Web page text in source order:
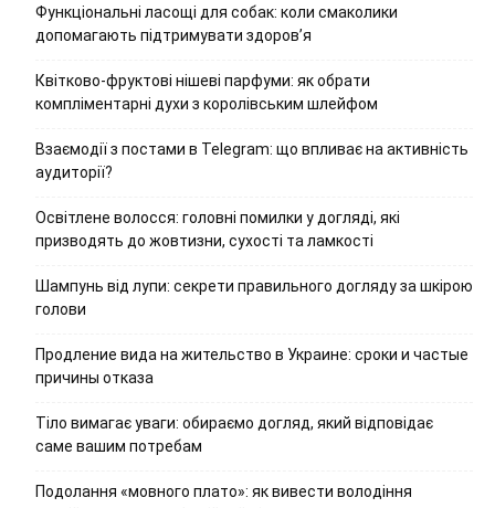
Функціональні ласощі для собак: коли смаколики
допомагають підтримувати здоров’я
Квітково-фруктові нішеві парфуми: як обрати
компліментарні духи з королівським шлейфом
Взаємодії з постами в Telegram: що впливає на активність
аудиторії?
Освітлене волосся: головні помилки у догляді, які
призводять до жовтизни, сухості та ламкості
Шампунь від лупи: секрети правильного догляду за шкірою
голови
Продление вида на жительство в Украине: сроки и частые
причины отказа
Тіло вимагає уваги: обираємо догляд, який відповідає
саме вашим потребам
Подолання «мовного плато»: як вивести володіння